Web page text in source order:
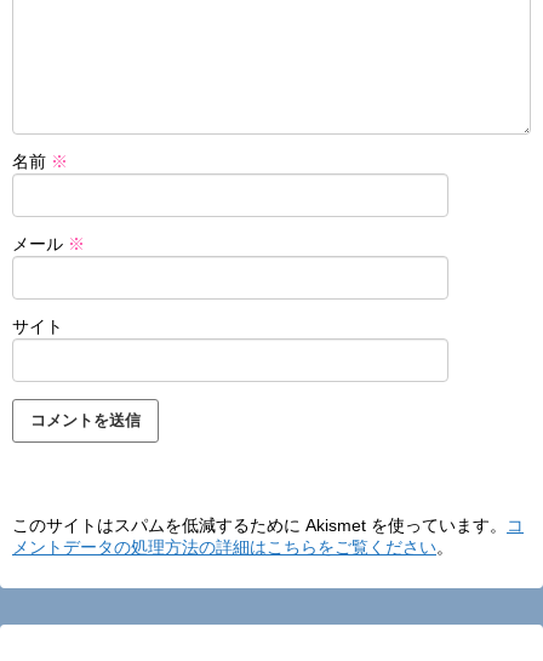
名前 ※
メール ※
サイト
このサイトはスパムを低減するために Akismet を使っています。
コ
メントデータの処理方法の詳細はこちらをご覧ください。